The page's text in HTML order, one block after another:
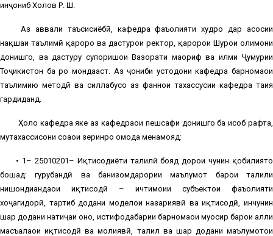
инҷониб Холов Р. Ш.
Аз аввали таъсисиёбӣ, кафедра фаъолияти худро дар асосии
нақшаи таълимӣ қарорҳо ва дастурҳои ректор, қарорҳои Шурои олимони
донишгоҳ, ва дастуру супоришҳои Вазорати маориф ва илми Ҷумҳурии
Тоҷикистон ба роҳ мондааст. Аз ҷониби устодони кафедра барномаҳои
таълимию методӣ ва силлабусҳо аз фаннҳои тахассусии кафедра таҳия
гардиданд.
Ҳоло кафедра яке аз кафедраҳои пешсафи донишгоҳ ба ҳисоб рафта,
мутахассисони соҳаҳои зеринро омода менамояд:
• 1– 25010201– Иқтисодиёти таҳлилӣ бояд дорои чунин қобилиятҳо
бошад: гуруҳбандӣ ва банизомдарории маълумот барои таҳлили
нишондиҳандаҳои иқтисодӣ – ичтимоии субъектҳои фаъолияти
хоҷагидорӣ, тартиб додани моделҳои назариявӣ ва иқтисодӣ, инчунин
шарҳ додани натиҷаи онҳо, истифодабарии барномаҳои муосир барои ҳалли
масъалаҳои иқтисодӣ ва молиявӣ, таҳлил ва шарҳ додани маълумотҳои